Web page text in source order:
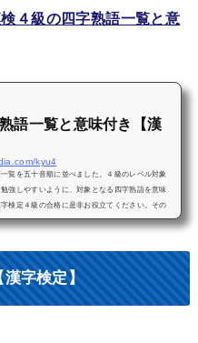
４級の四字熟語一覧と意
語一覧と意味付き【漢
kyu4
覧を五十音順に並べました。４級のレベル対象
強しやすいように、対象となる四字熟語を意味
検定４級の合格に是非お役立てください。その
【索引】漢検4級の四字熟語 検索あ行か行さ行た
いに親しくなったり、いがみあったりする、そ
いう事。男女、夫婦、友人の巡り合...
漢字検定】